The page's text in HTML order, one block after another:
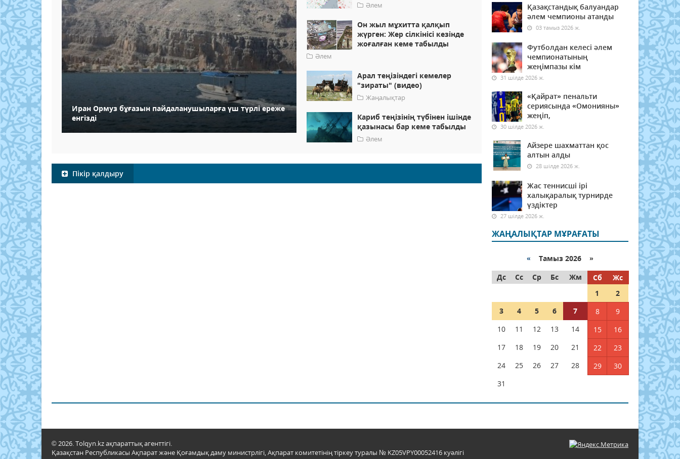
Иран Ормуз бұғазын пайдаланушыларға үш түрлі ереже
енгізді
Әлем
Он жыл мұхитта қалқып
жүрген: Жер сілкінісі кезінде
жоғалған кеме табылды
Әлем
Арал теңізіндегі кемелер
"зираты" (видео)
Жаңалықтар
Кариб теңізінің түбінен ішінде
қазынасы бар кеме табылды
Әлем
Пікір қалдыру
Қазақстандық балуандар
әлем чемпионы атанды
03 тамыз 2026 ж.
Футболдан келесі әлем
чемпионатының
жеңімпазы кім
31 шілде 2026 ж.
«Қайрат» пенальти
сериясында «Омонияны»
жеңіп,
30 шілде 2026 ж.
Айзере шахматтан қос
алтын алды
28 шілде 2026 ж.
Жас теннисші ірі
халықаралық турнирде
үздіктер
27 шілде 2026 ж.
ЖАҢАЛЫҚТАР МҰРАҒАТЫ
« Тамыз 2026 »
Дс
Сс Ср Бс Жм Сб
Жс
1
2
3
4 5 6 7 8
9
10
11 12 13 14 15
16
17
18 19 20 21 22
23
24
25 26 27 28 29
30
31
© 2026. Tolqyn.kz ақпараттық агенттігі.
Қазақстан Республикасы Ақпарат және Қоғамдық даму министрлігі, Ақпарат комитетінің тіркеу туралы № KZ05VPY00052416 куәлігі